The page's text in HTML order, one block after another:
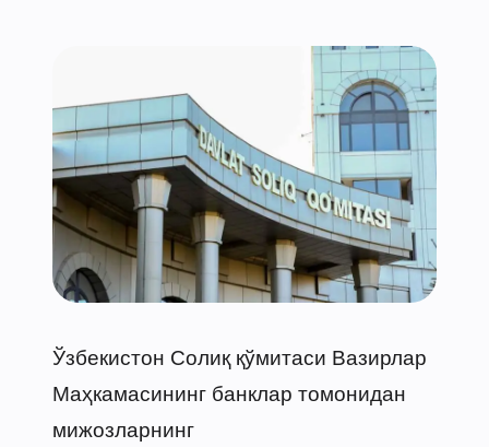
Ўзбекистон Солиқ қўмитаси Вазирлар
Маҳкамасининг банклар томонидан
мижозларнинг